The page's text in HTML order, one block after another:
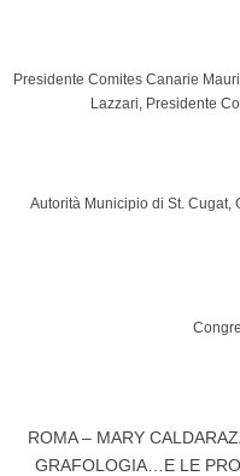
Presidente Comites Canarie
Lazzari, Presidente
Autorità Municipio di St. Cugat,
ROMA – MARY
GRAFOLOGIA…E LE